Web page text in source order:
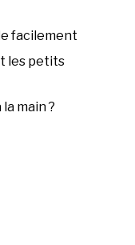
facilement
les petits
main ?